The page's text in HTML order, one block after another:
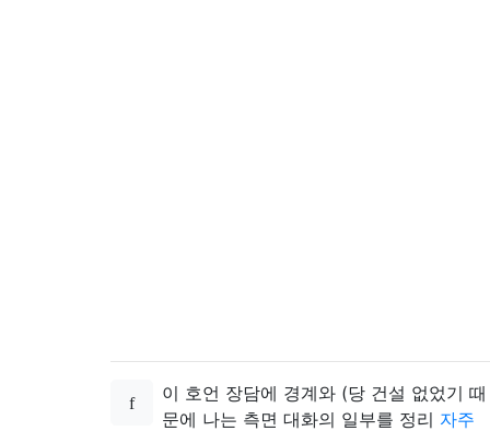
이 호언 장담에 경계와 (당 건설 없었기 때
문에 나는 측면 대화의 일부를 정리 자주